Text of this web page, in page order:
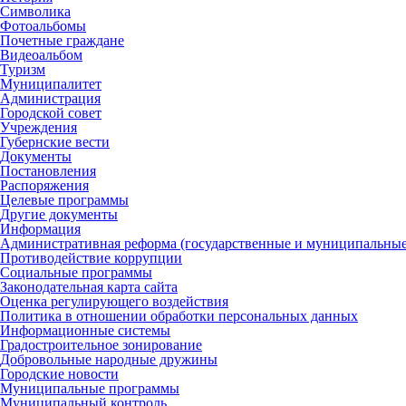
Символика
Фотоальбомы
Почетные граждане
Видеоальбом
Туризм
Муниципалитет
Администрация
Городской совет
Учреждения
Губернские вести
Документы
Постановления
Распоряжения
Целевые программы
Другие документы
Информация
Административная реформа (государственные и
Противодействие коррупции
Социальные программы
Законодательная карта сайта
Оценка регулирующего воздействия
Политика в отношении обработки персональных данных
Информационные системы
Градостроительное зонирование
Добровольные народные дружины
Городские новости
Муниципальные программы
Муниципальный контроль